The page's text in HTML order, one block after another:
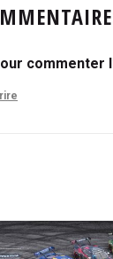
commenter